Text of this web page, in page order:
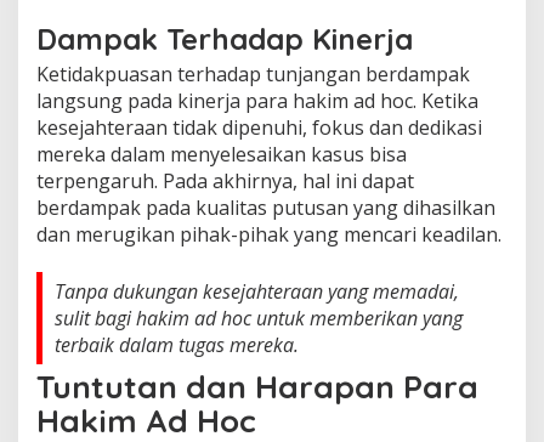
Dampak Terhadap Kinerja
Ketidakpuasan terhadap tunjangan berdampak
langsung pada kinerja para hakim ad hoc. Ketika
kesejahteraan tidak dipenuhi, fokus dan dedikasi
mereka dalam menyelesaikan kasus bisa
terpengaruh. Pada akhirnya, hal ini dapat
berdampak pada kualitas putusan yang dihasilkan
dan merugikan pihak-pihak yang mencari keadilan.
Tanpa dukungan kesejahteraan yang memadai,
sulit bagi hakim ad hoc untuk memberikan yang
terbaik dalam tugas mereka.
Tuntutan dan Harapan Para
Hakim Ad Hoc